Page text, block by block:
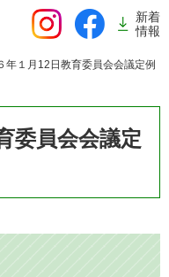
新着
情報
年１月12日教育委員会会議定例
委員会会議定